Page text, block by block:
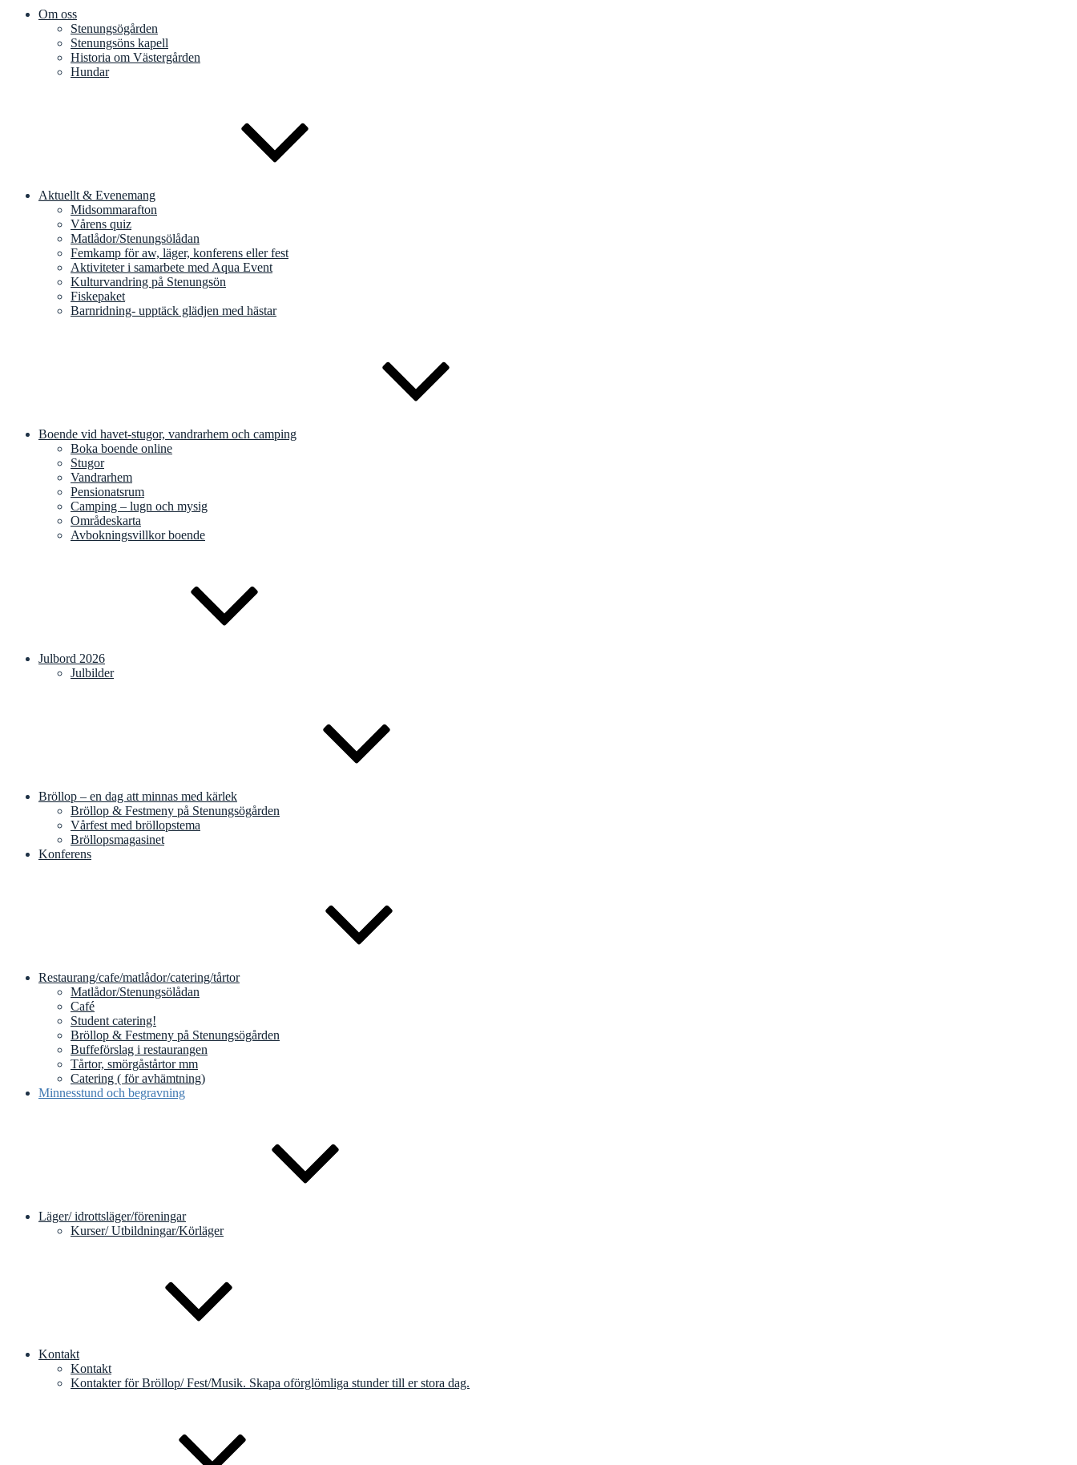
Om oss
Stenungsögården
Stenungsöns kapell
Historia om Västergården
Hundar
Aktuellt & Evenemang
Midsommarafton
Vårens quiz
Matlådor/Stenungsölådan
Femkamp för aw, läger, konferens eller fest
Aktiviteter i samarbete med Aqua Event
Kulturvandring på Stenungsön
Fiskepaket
Barnridning- upptäck glädjen med hästar
Boende vid havet-stugor, vandrarhem och camping
Boka boende online
Stugor
Vandrarhem
Pensionatsrum
Camping – lugn och mysig
Områdeskarta
Avbokningsvillkor boende
Julbord 2026
Julbilder
Bröllop – en dag att minnas med kärlek
Bröllop & Festmeny på Stenungsögården
Vårfest med bröllopstema
Bröllopsmagasinet
Konferens
Restaurang/cafe/matlådor/catering/tårtor
Matlådor/Stenungsölådan
Café
Student catering!
Bröllop & Festmeny på Stenungsögården
Buffeförslag i restaurangen
Tårtor, smörgåstårtor mm
Catering ( för avhämtning)
Minnesstund och begravning
Läger/ idrottsläger/föreningar
Kurser/ Utbildningar/Körläger
Kontakt
Kontakt
Kontakter för Bröllop/ Fest/Musik. Skapa oförglömliga stunder till er stora dag.